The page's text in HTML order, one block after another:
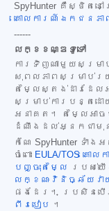
SpyHunter គឺស្ថិត
គោលការណ៍ឯកជនភ
------
លក្ខខណ្ឌទូទៅ
ការទិញណាមួយសម្រាប់
សុពលភាពសម្រាប់រយ
តម្លៃស្តង់ដារដែល
សម្រាប់ការបន្តដ
អនាគត។ តម្លៃអាច
ដំណឹងដល់អ្នកជាមុ
កំណែ SpyHunter
ចំពោះ EULA/TOS គោល
បញ្ចុះតម្លៃ
របស់យ
លក្ខណៈវិនិច្ឆ័យវា
ផងដែរ។ ប្រសិនបើ
ពីរបៀប ។